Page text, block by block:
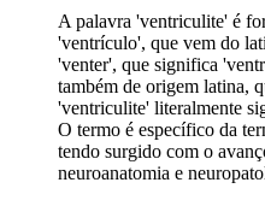
A palavra 'ventriculite' é
'ventrículo', que vem do
'venter', que significa
também de origem latina,
'ventriculite' literalmente
O termo é específico da
tendo surgido com o
neuroanatomia e